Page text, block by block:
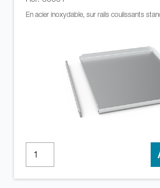
En acier inoxydable, sur rails coulissants